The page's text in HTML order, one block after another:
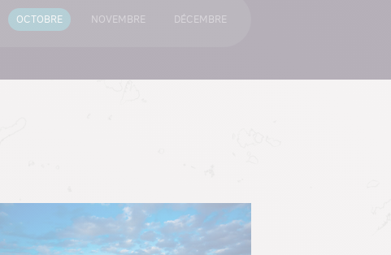
OCTOBRE NOVEMBRE DÉCEMBRE